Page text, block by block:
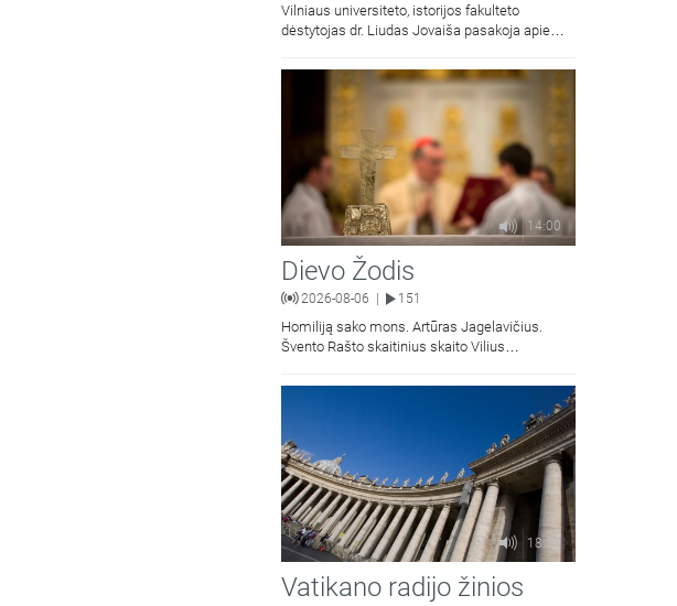
Vilniaus universiteto, istorijos fakulteto
dėstytojas dr. Liudas Jovaiša pasakoja apie
Jacevičius.
14:00
Dievo Žodis
2026-08-06 151
Homiliją sako mons. Artūras Jagelavičius.
Švento Rašto skaitinius skaito Vilius
18:58
Vatikano radijo žinios